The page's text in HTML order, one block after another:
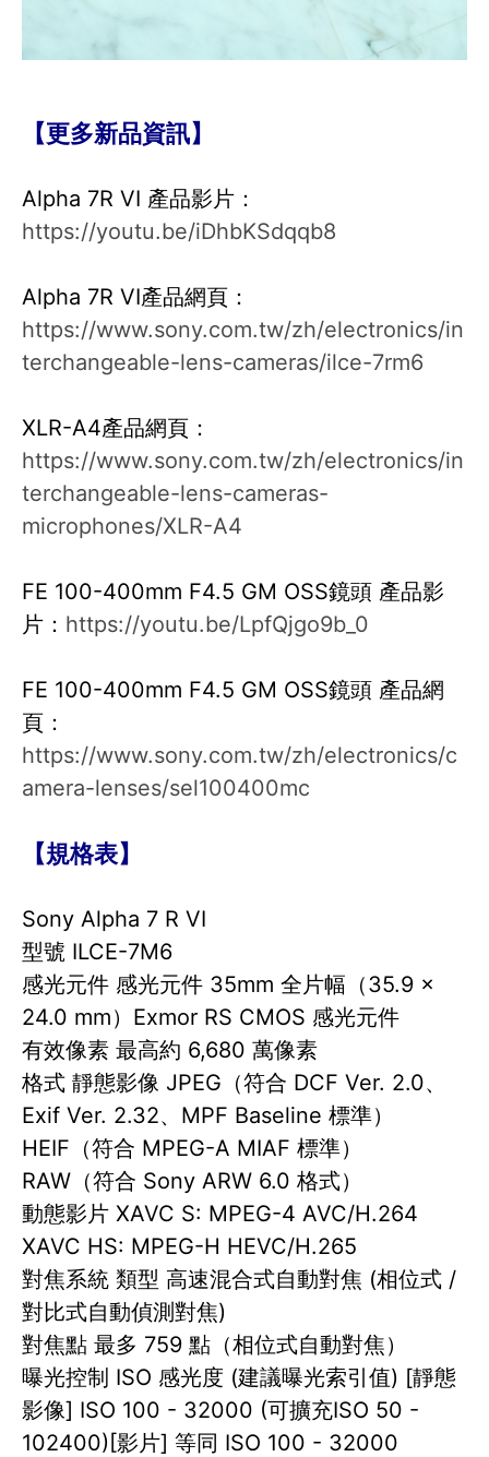
【更多新品資訊】
Alpha 7R VI 產品影片：
https://youtu.be/iDhbKSdqqb8
Alpha 7R VI產品網頁：
https://www.sony.com.tw/zh/electronics/in
terchangeable-lens-cameras/ilce-7rm6
XLR-A4產品網頁：
https://www.sony.com.tw/zh/electronics/in
terchangeable-lens-cameras-
microphones/XLR-A4
FE 100-400mm F4.5 GM OSS鏡頭 產品影
片： https://youtu.be/LpfQjgo9b_0
FE 100-400mm F4.5 GM OSS鏡頭 產品網
頁：
https://www.sony.com.tw/zh/electronics/c
amera-lenses/sel100400mc
【規格表】
Sony Alpha 7 R VI
型號 ILCE-7M6
感光元件 感光元件 35mm 全片幅（35.9 ×
24.0 mm）Exmor RS CMOS 感光元件
有效像素 最高約 6,680 萬像素
格式 靜態影像 JPEG（符合 DCF Ver. 2.0、
Exif Ver. 2.32、MPF Baseline 標準）
HEIF（符合 MPEG-A MIAF 標準）
RAW（符合 Sony ARW 6.0 格式）
動態影片 XAVC S: MPEG-4 AVC/H.264
XAVC HS: MPEG-H HEVC/H.265
對焦系統 類型 高速混合式自動對焦 (相位式 /
對比式自動偵測對焦)
對焦點 最多 759 點（相位式自動對焦）
曝光控制 ISO 感光度 (建議曝光索引值) [靜態
影像] ISO 100 - 32000 (可擴充ISO 50 -
102400)[影片] 等同 ISO 100 - 32000